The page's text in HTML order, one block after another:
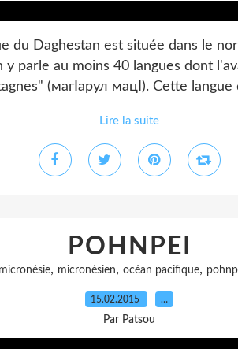
Daghestan est située dans le
y parle au moins 40 langues dont
(магӏарул мацӏ). Cette
Lire la suite
POHNPEI
micronésie, micronésien, océan pacifique,
15.02.2015 …
Par Patsou